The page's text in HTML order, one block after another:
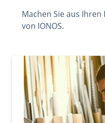
Machen Sie aus
von IONOS.